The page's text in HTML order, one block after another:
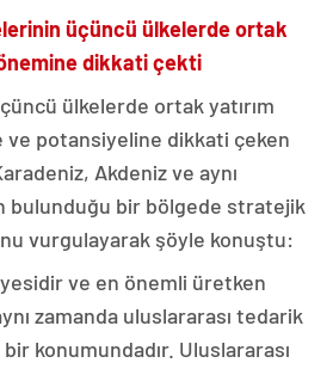
üçüncü ülkelerde ortak
önemine dikkati çekti
ülkelerde ortak yatırım
ve potansiyeline dikkati çeken
Akdeniz ve aynı
bulunduğu bir bölgede stratejik
vurgulayarak şöyle konuştu:
ve en önemli üretken
zamanda uluslararası tedarik
konumundadır. Uluslararası